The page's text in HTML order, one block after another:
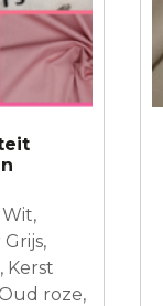
Wit,
Kerst
roze,